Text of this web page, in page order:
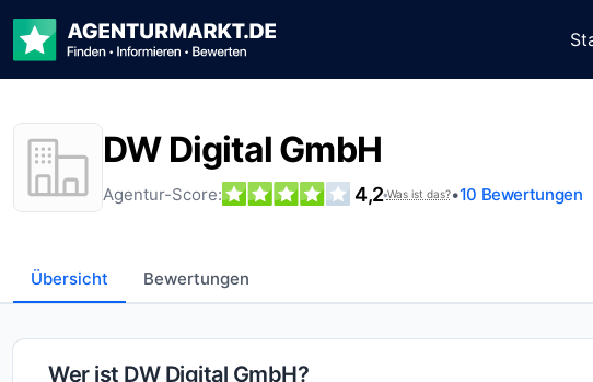
DW Digital GmbH
Agentur-Score: 4,2•Was ist das?•10 Bewertungen
Übersicht Bewertungen
Wer ist DW Digital GmbH?